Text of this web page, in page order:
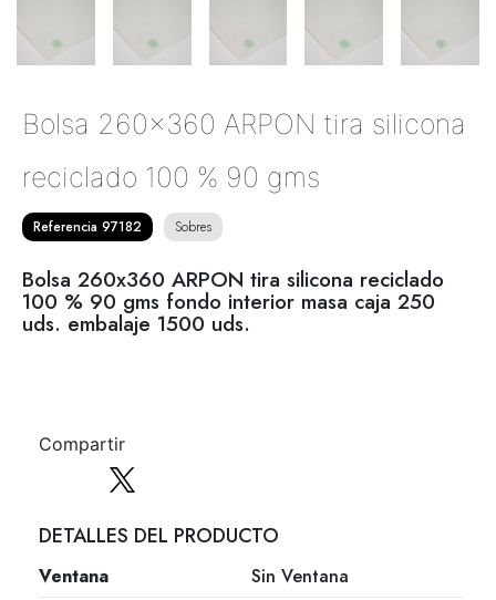
Bolsa 260x360 ARPON tira silicona
reciclado 100 % 90 gms
Referencia 97182 Sobres
Bolsa 260x360 ARPON tira silicona reciclado
100 % 90 gms fondo interior masa caja 250
uds. embalaje 1500 uds.
Compartir
DETALLES DEL PRODUCTO
Ventana
Sin Ventana